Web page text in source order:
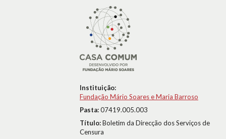
Instituição:
Fundação Mário Soares e Maria Barroso
Pasta:07419.005.003
Título:Boletim da Direcção dos Serviços de
Censura